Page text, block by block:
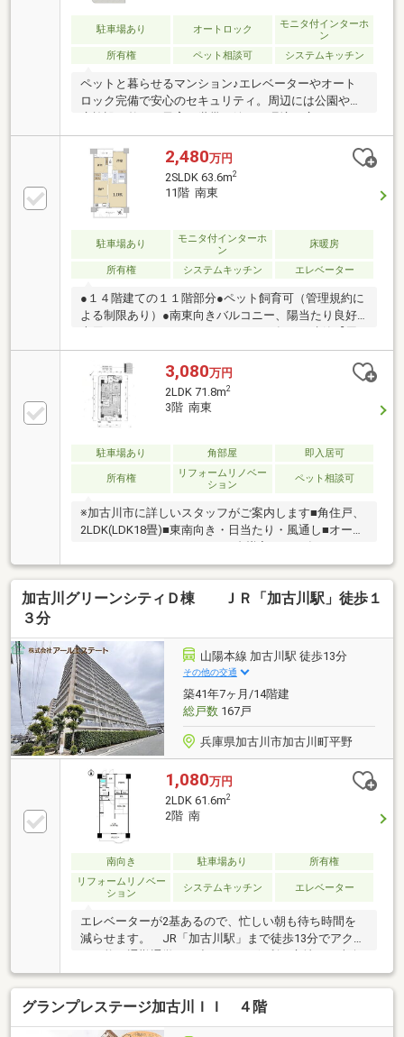
駐車場あり オートロック
モニタ付インターホ
ン
所有権
ペット相談可 システムキッチン
ペットと暮らせるマンション♪エレベーターやオート
ロック完備で安心のセキュリティ。周辺には公園や医
す。
2,480万円
2SLDK 63.6m2
11階 南東
駐車場あり
モニタ付インターホ
ン
床暖房
所有権 システムキッチン エレベーター
●１４階建ての１１階部分●ペット飼育可（管理規約に
よる制限あり）●南東向きバルコニー、陽当たり良好●
辺環境】・加古川小学校まで約５２０ｍ（徒歩７
分）・加古川中学校まで約１５１０ｍ（徒歩１９
分）・ニッケパークタウンまで約１７０ｍ（徒歩３
分）・セブンイレブン加古川篠原町店まで約４６０ｍ
（徒歩６分）・加古川中央市民病院まで約５１０ｍ
分）
3,080万円
2LDK 71.8m2
3階 南東
駐車場あり 角部屋 即入居可
所有権
リフォームリノベー
ション
ペット相談可
※加古川市に詳しいスタッフがご案内します■角住戸、
2LDK(LDK18畳)■東南向き・日当たり・風通し■オート
ット飼育可（規約による制限有）【周辺施設】・ニッ
ケパークタウン（商業施設） 約290ｍ （徒歩４
分）・加古川市民病院 約530ｍ （徒歩７分）・
替え（ペーパホルダー、タオル掛け）・ガスコンロ取
替え・窓枠補修・造作家具・補修
加古川グリーンシティＤ棟 ＪＲ「加古川駅」徒歩１
３分
山陽本線 加古川駅 徒歩13分
その他の交通
築41年7ヶ月/14階建
総戸数167戸
兵庫県加古川市加古川町平野
1,080万円
2LDK 61.6m2
2階 南
南向き 駐車場あり
所有権
リフォームリノベー
ション
システムキッチン エレベーター
エレベーターが2基あるので、忙しい朝も待ち時間を
減らせます。 JR「加古川駅」まで徒歩13分でアクセ
きバルコニーで陽当たり良好です♪
グランプレステージ加古川ＩＩ ４階